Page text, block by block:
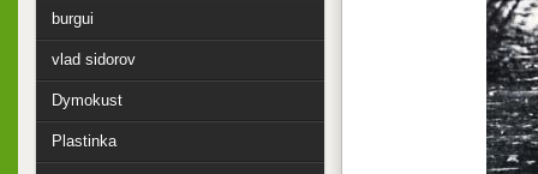
burgui
vlad sidorov
Dymokust
Plastinka